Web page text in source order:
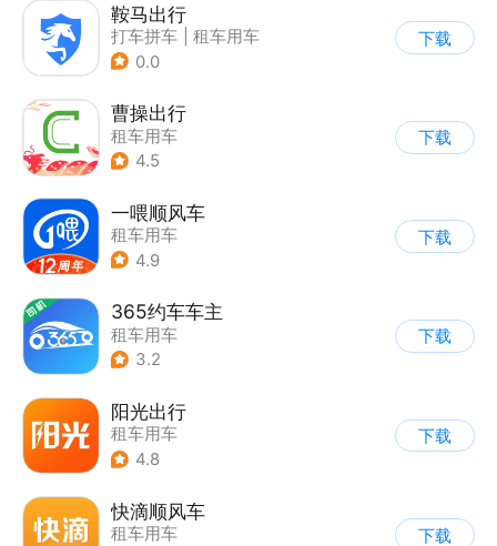
鞍马出行
打车拼车
租车用车
0.0
下载
曹操出行
租车用车
4.5
下载
一喂顺风车
租车用车
4.9
下载
365约车车主
租车用车
| 司机接单助手
3.2
下载
阳光出行
租车用车
4.8
下载
快滴顺风车
租车用车
下载